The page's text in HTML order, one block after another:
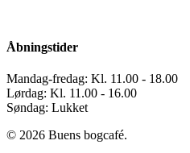
Åbningstider
Mandag-fredag: Kl. 11.00 - 18.00
Lørdag: Kl. 11.00 - 16.00
Søndag: Lukket
© 2026 Buens bogcafé.